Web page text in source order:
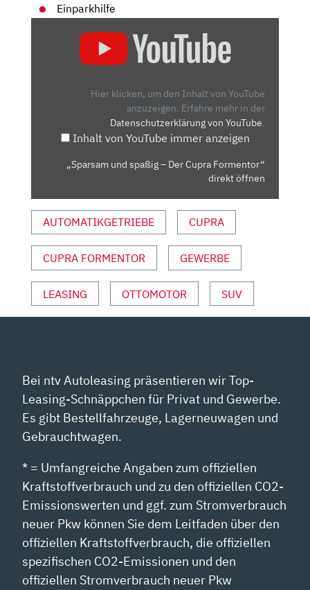
Einparkhilfe
OUTUBE A
Hier klicken, um den Inhalt von YouTube
anzuzeigen. Erfahre mehr in der
Datenschutzerklärung von YouTube.
Inhalt von YouTube immer anzeigen
„Sparsam und spaßig – Der Cupra Formentor“
direkt öffnen
AUTOMATIKGETRIEBE CUPRA
CUPRA FORMENTOR GEWERBE
LEASING OTTOMOTOR SUV
Bei ntv Autoleasing präsentieren wir Top-
Leasing-Schnäppchen für Privat und Gewerbe.
Es gibt Bestellfahrzeuge, Lagerneuwagen und
Gebrauchtwagen.
* = Umfangreiche Angaben zum offiziellen
Kraftstoffverbrauch und zu den offiziellen CO2-
Emissionswerten und ggf. zum Stromverbrauch
neuer Pkw können Sie dem Leitfaden über den
offiziellen Kraftstoffverbrauch, die offiziellen
spezifischen CO2-Emissionen und den
offiziellen Stromverbrauch neuer Pkw